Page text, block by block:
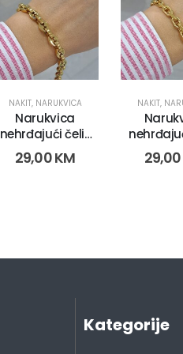
NAKIT, NARUKVICA
Narukvica
nehrđajući čelik
(9551)
29,00KM
NAKIT,
29,00
Kategorije